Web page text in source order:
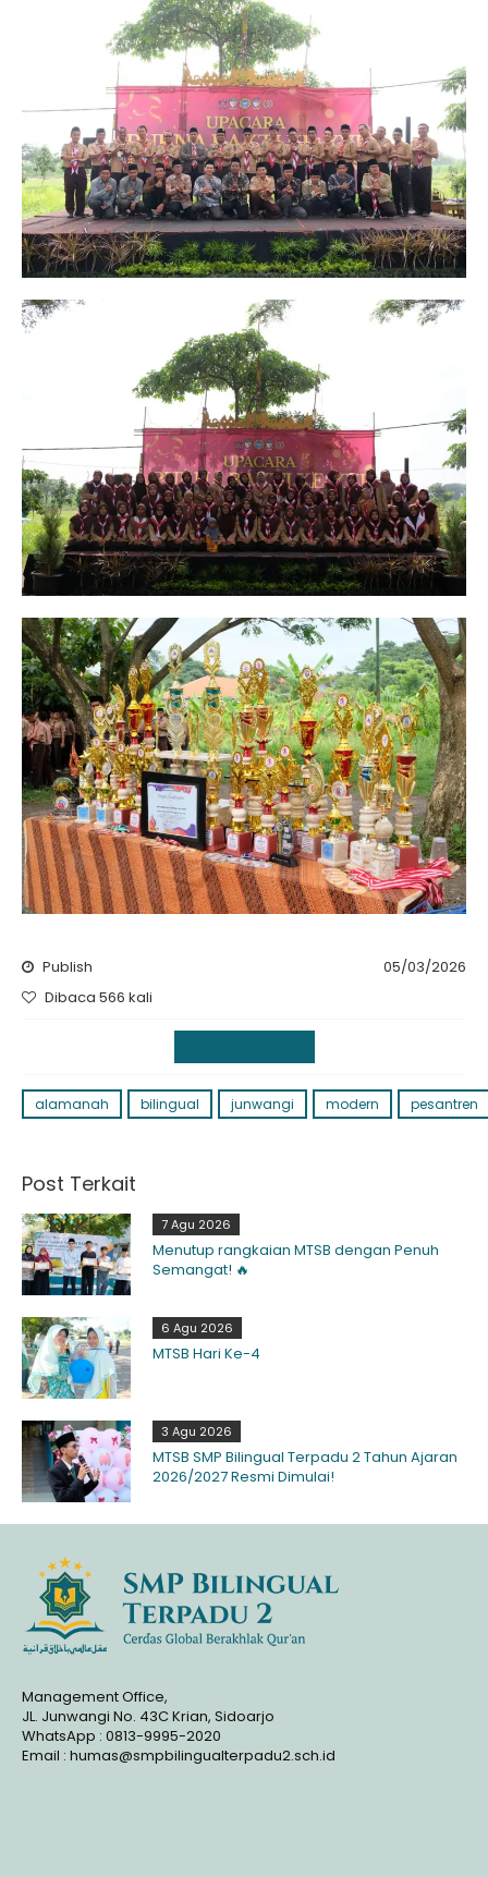
Publish
05/03/2026
Dibaca 566 kali
alamanah bilingual junwangi modern pesantren
Post Terkait
7 Agu 2026
Menutup rangkaian MTSB dengan Penuh
Semangat! 🔥
6 Agu 2026
MTSB Hari Ke-4
3 Agu 2026
MTSB SMP Bilingual Terpadu 2 Tahun Ajaran
2026/2027 Resmi Dimulai!
Management Office,
JL. Junwangi No. 43C Krian, Sidoarjo
WhatsApp : 0813-9995-2020
Email : humas@smpbilingualterpadu2.sch.id